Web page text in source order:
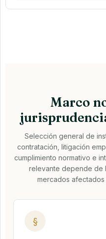
Marco
Selección general de
contratación, litigación
cumplimiento normativo e
relevante depende de
mercados
§